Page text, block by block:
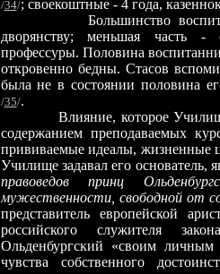
/34/; своекоштные - 4 года,
Большинство
дворянству; меньшая часть -
профессуры. Половина
откровенно бедны. Стасов
была не в состоянии половина
/35/.
Влияние, которое
содержанием преподаваемых
прививаемые идеалы, жизненные
Училище задавал его
правоведов принц
мужественности, свободной от
представитель европейской
российского служителя
Ольденбургский «своим
чувства собственного